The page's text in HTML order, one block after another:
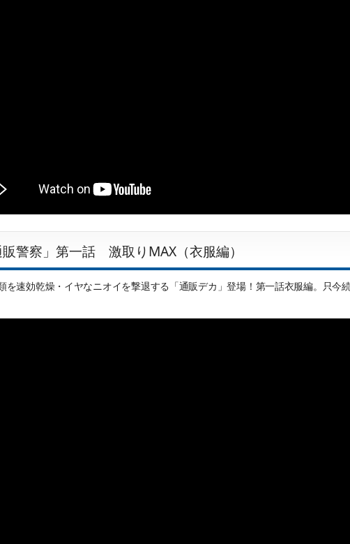
販警察」第一話 激取りMAX（衣服編）
を速効乾燥・イヤなニオイを撃退する「通販デカ」登場！第一話衣服編。只今